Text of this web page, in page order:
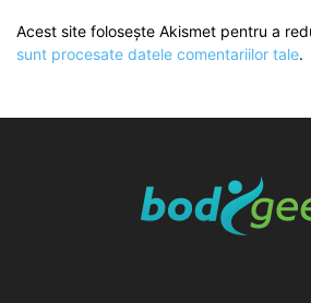
Acest site folosește Akismet pentru a
sunt procesate datele comentariilor tale.